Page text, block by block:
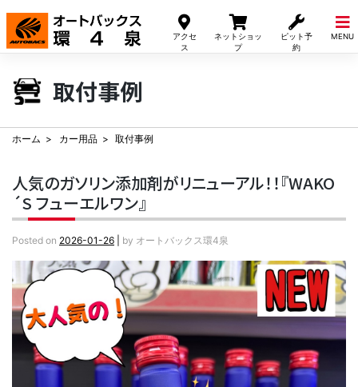
アクセ
ス
ネットショッ
プ
ピット予
約
MENU
Skip
content
取付事例
ホーム カー用品 取付事例
人気のガソリン添加剤がリニューアル！！『WAKO
´S フューエルワン』
Posted on 2026-01-26 by オートバックス環4泉